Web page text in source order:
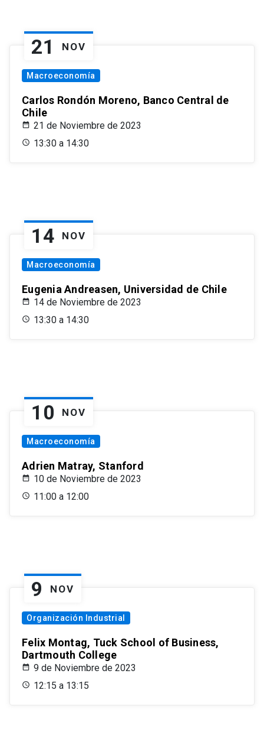
21 NOV
Macroeconomía
Carlos Rondón Moreno, Banco Central de
Chile
21 de Noviembre de 2023
13:30 a 14:30
14 NOV
Macroeconomía
Eugenia Andreasen, Universidad de Chile
14 de Noviembre de 2023
13:30 a 14:30
10 NOV
Macroeconomía
Adrien Matray, Stanford
10 de Noviembre de 2023
11:00 a 12:00
9 NOV
Organización Industrial
Felix Montag, Tuck School of Business,
Dartmouth College
9 de Noviembre de 2023
12:15 a 13:15